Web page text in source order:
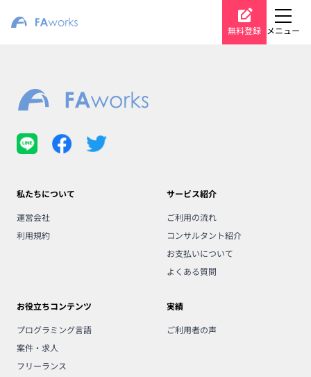
無料登録 メニュー
私たちについて
運営会社
利用規約
サービス紹介
ご利用の流れ
コンサルタント紹介
お支払いについて
よくある質問
お役立ちコンテンツ
プログラミング言語
案件・求人
フリーランス
実績
ご利用者の声